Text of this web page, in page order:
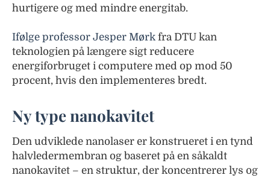
hurtigere og med mindre energitab.
Ifølge professor Jesper Mørk fra DTU kan
teknologien på længere sigt reducere
energiforbruget i computere med op mod 50
procent, hvis den implementeres bredt.
Ny type nanokavitet
Den udviklede nanolaser er konstrueret i en tynd
halvledermembran og baseret på en såkaldt
nanokavitet – en struktur, der koncentrerer lys og